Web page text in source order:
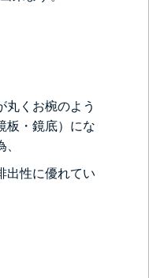
丸くお椀のよう
板・鏡底）にな
出性に優れてい